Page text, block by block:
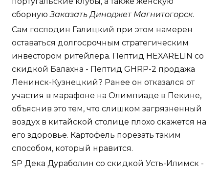
сборнуюЗаказать Диноджет Магнитогорск.
Сам господин Галицкий при этом намерен
оставаться долгосрочным стратегическим
инвестором ритейлера. Пептид HEXARELIN со
скидкой Балахна - Пептид GHRP-2 продажа
Ленинск-Кузнецкий? Ранее он отказался от
участия в марафоне на Олимпиаде в Пекине,
объяснив это тем, что слишком загрязненный
воздух в китайской столице плохо скажется на
его здоровье. Картофель порезать таким
способом, который нравится.
SP Дека Дураболин со скидкой Усть-Илимск -